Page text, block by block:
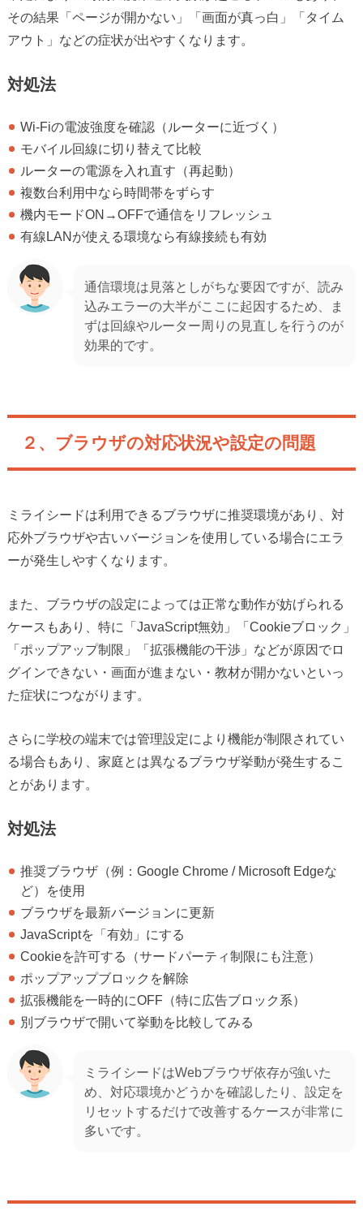
その結果「ページが開かない」「画面が真っ白」「タイム
アウト」などの症状が出やすくなります。
対処法
Wi-Fiの電波強度を確認（ルーターに近づく）
モバイル回線に切り替えて比較
ルーターの電源を入れ直す（再起動）
複数台利用中なら時間帯をずらす
機内モードON→OFFで通信をリフレッシュ
有線LANが使える環境なら有線接続も有効
通信環境は見落としがちな要因ですが、読み
込みエラーの大半がここに起因するため、ま
ずは回線やルーター周りの見直しを行うのが
効果的です。
２、ブラウザの対応状況や設定の問題
ミライシードは利用できるブラウザに推奨環境があり、対
応外ブラウザや古いバージョンを使用している場合にエラ
ーが発生しやすくなります。
また、ブラウザの設定によっては正常な動作が妨げられる
ケースもあり、特に「JavaScript無効」「Cookieブロック」
「ポップアップ制限」「拡張機能の干渉」などが原因でロ
グインできない・画面が進まない・教材が開かないといっ
た症状につながります。
さらに学校の端末では管理設定により機能が制限されてい
る場合もあり、家庭とは異なるブラウザ挙動が発生するこ
とがあります。
対処法
推奨ブラウザ（例：Google Chrome / Microsoft Edgeな
ど）を使用
ブラウザを最新バージョンに更新
JavaScriptを「有効」にする
Cookieを許可する（サードパーティ制限にも注意）
ポップアップブロックを解除
拡張機能を一時的にOFF（特に広告ブロック系）
別ブラウザで開いて挙動を比較してみる
ミライシードはWebブラウザ依存が強いた
め、対応環境かどうかを確認したり、設定を
リセットするだけで改善するケースが非常に
多いです。